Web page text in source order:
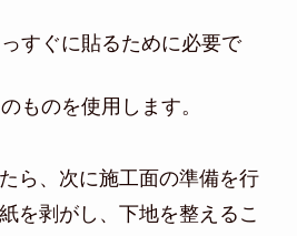
すぐに貼るために必要で
ものを使用します。
ら、次に施工面の準備を行
を剥がし、下地を整えるこ